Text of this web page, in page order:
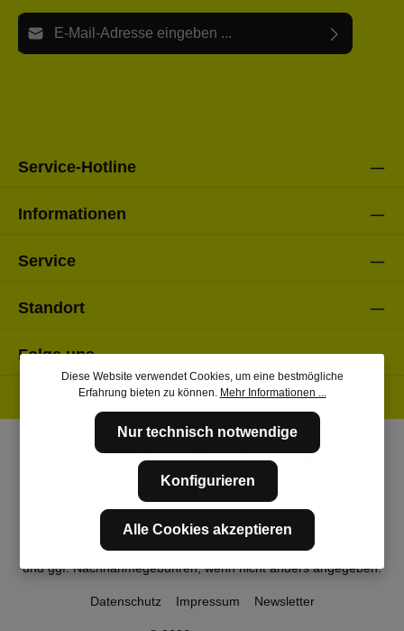
E-Mail-Adresse*
Service-Hotline
Informationen
Service
Standort
Folge uns
* Alle Preise inkl. gesetzl. Mehrwertsteuer zzgl.Versandkosten
und ggf. Nachnahmegebühren, wenn nicht anders angegeben.
Datenschutz Impressum Newsletter
Diese Website verwendet Cookies, um eine bestmögliche
Erfahrung bieten zu können. Mehr Informationen ...
Nur technisch notwendige
Konfigurieren
Alle Cookies akzeptieren